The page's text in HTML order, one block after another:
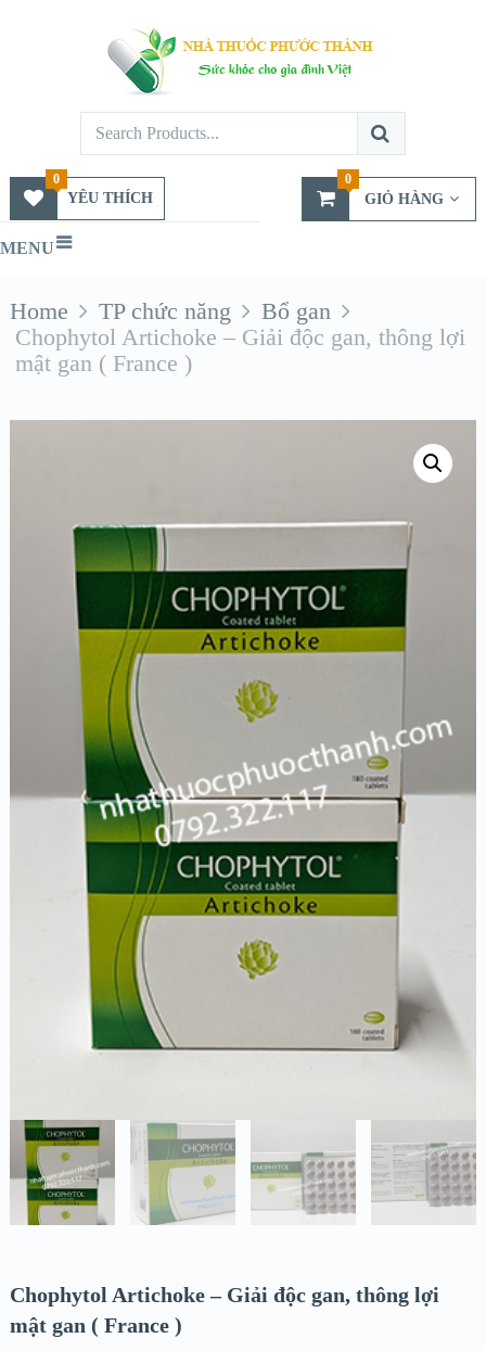
YÊU THÍCH
0
GIỎ HÀNG
0
MENU
Home TP chức năng
Bổ gan
Chophytol Artichoke – Giải độc gan, thông lợi
mật gan ( France )
Chophytol Artichoke – Giải độc gan, thông lợi
mật gan ( France )